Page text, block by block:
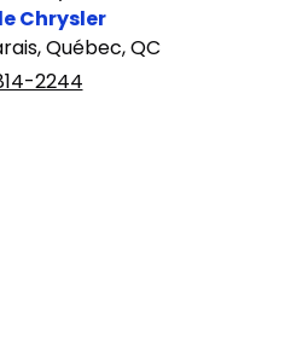
Chrysler
Québec, QC
2244